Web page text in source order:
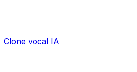
Clone vocal IA